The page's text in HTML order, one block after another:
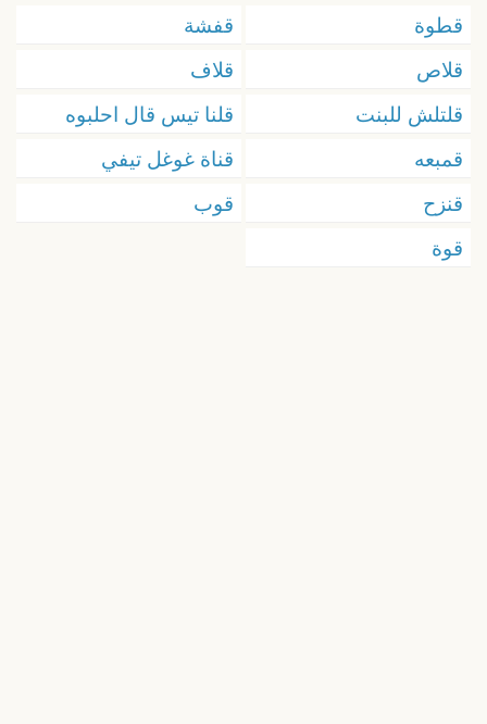
قطوة
قفشة
قلاص
قلاف
قلتلش للبنت
قلنا تيس قال احلبوه
قمبعه
قناة غوغل تيفي
قنزح
قوب
قوة